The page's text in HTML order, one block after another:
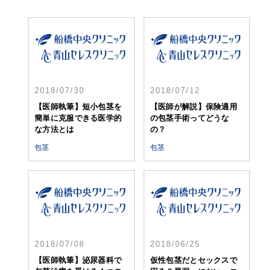
2018/07/30
【医師執筆】短小包茎を
簡単に克服できる医学的
な方法とは
包茎
2018/07/12
【医師が解説】保険適用
の包茎手術ってどうな
の？
包茎
2018/07/08
【医師執筆】泌尿器科で
2018/06/25
仮性包茎だとセックスで